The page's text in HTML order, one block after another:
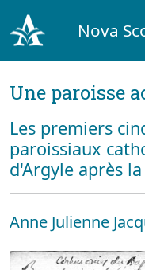
Nova
Une paroisse
Les premiers
paroissiaux
d'Argyle après
Anne Julienne